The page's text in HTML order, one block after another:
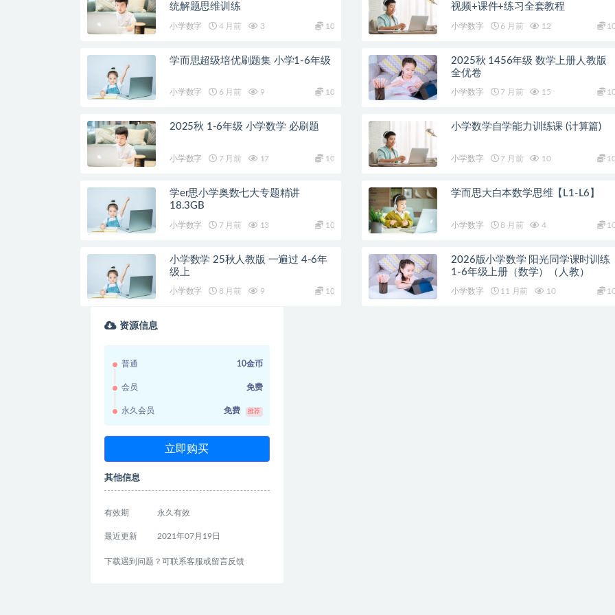
统解题思维训练
小学数字 4 月前 3 10
视频+课件+练习全套教程
小学数字 6 月前 12
学而思超级培优刷题集 小学1-6年级
小学数字 6 月前 9 10
2025秋 1456年级 数学上册人教版
全优卷
小学数字 7 月前 15
2025秋 1-6年级 小学数学 必刷题
小学数字 7 月前 17 10
小学数学自学能力训练课 (计算篇)
小学数字 7 月前 10
学er思小学奥数七大专题精讲
18.3GB
小学数字 7 月前 13 10
学而思大白本数学思维【L1-L6】
小学数字 8 月前 4
小学数学 25秋人教版 一遍过 4-6年
级上
小学数字 8 月前 9 10
2026版小学数学 阳光同学课时训练
1-6年级上册（数学）（人教）
小学数字 11 月前 10
资源信息
普通 10金币
会员 免费
永久会员 免费 推荐
立即购买
其他信息
有效期 永久有效
最近更新 2021年07月19日
下载遇到问题？可联系客服或留言反馈